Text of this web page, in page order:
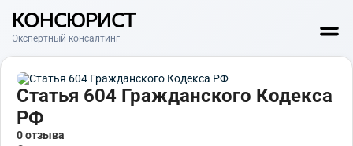
КОНСЮРИСТ
Экспертный консалтинг
Статья 604 Гражданского Кодекса
РФ
0 отзыва